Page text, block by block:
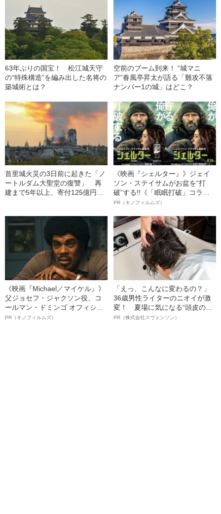
63年ぶりの国宝！ 松江城天守
の“特殊構造”を編み出した名将の
築城術とは？
空前のブーム到来！ “城マニ
ア”春風亭昇太が語る「難攻不落
ナンバー1の城」はどこ？
首里城火災の3日前に起きた「ノ
ートルダム大聖堂の復讐」 再
建まで5年以上、寄付125億円が
《映画『シェルター』》ジェイ
ソン・ステイサムがお盆を“打
破”する!!《「眠眠打破」コラ
ボ》
PR（キノフィルムズ）
《映画『Michael／マイケル』》
父ジョセフ・ジャクソン役、コ
ールマン・ドミンゴ オフィシャ
ルインタビュー“観客を魅了した
PR（キノフィルムズ）
「えっ、こんなに変わるの？」
36歳男性ライターのニオイが激
変！ 夏場に気になる“頭皮のニ
オイ”や“ベタつき”を解消す
PR（株式会社スヴェンソン）